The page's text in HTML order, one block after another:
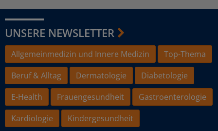
UNSERE NEWSLETTER
Allgemeinmedizin und Innere Medizin
Top-Thema
Beruf & Alltag
Dermatologie
Diabetologie
E-Health
Frauengesundheit
Gastroenterologie
Kardiologie
Kindergesundheit